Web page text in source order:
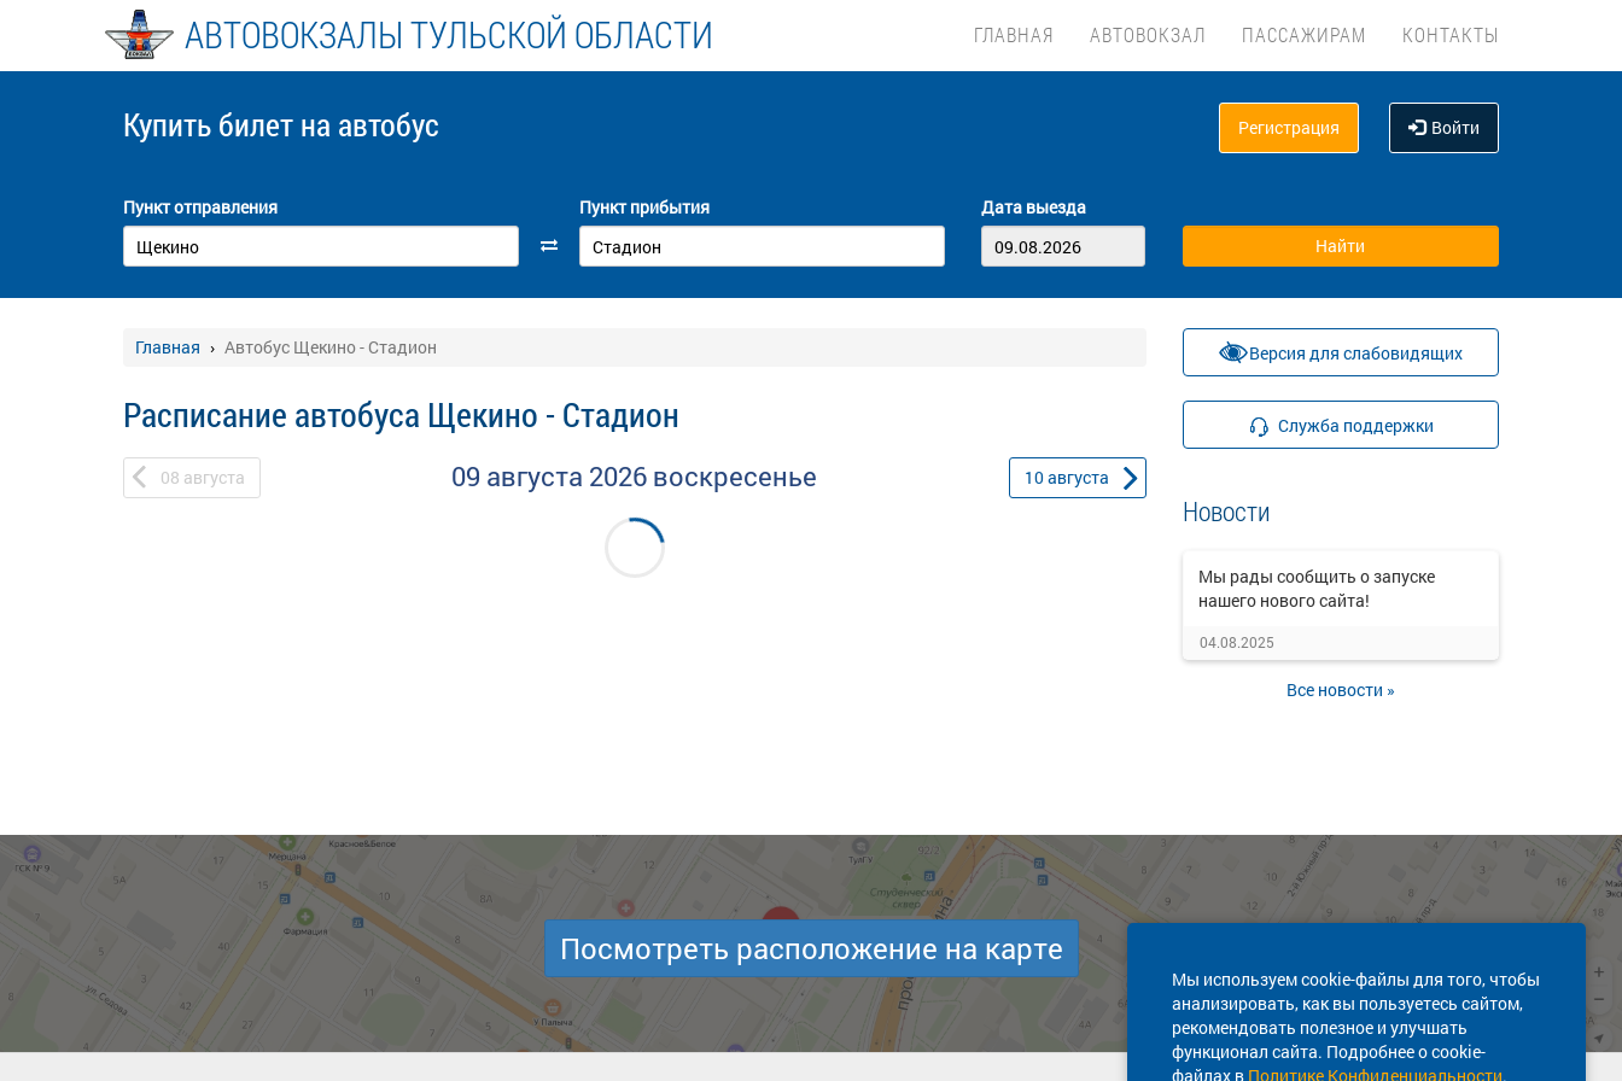
АВТОВОКЗАЛЫ ТУЛЬСКОЙ ОБЛАСТИ ГЛАВНАЯ АВТОВОКЗАЛ ПАССАЖИРАМ КОНТАКТЫ
Купить билет на автобус Регистрация Войти
Пункт отправления Пункт прибытия Дата выезда
Главная Автобус Щекино - Стадион
Расписание автобуса Щекино - Стадион
08 августа 09 августа 2026 воскресенье 10августа
Версия для слабовидящих
Служба поддержки
Новости
Мы рады сообщить о запуске
нашего нового сайта!
04.08.2025
Все новости »
Мы используем cookie-файлы для того, чтобы
анализировать, как вы пользуетесь сайтом,
рекомендовать полезное и улучшать
функционал сайта. Подробнее о cookie-
файлах в Политике Конфиденциальности.
Посмотреть расположение на карте